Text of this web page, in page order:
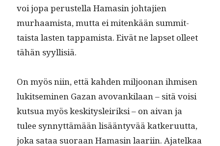
voi jopa perustel­la Hamasin johta­jien
murhaamista, mut­ta ei mitenkään sum­mit­
taista las­ten tap­pamista. Eivät ne lapset olleet
tähän syyllisiä.
On myös niin, että kah­den miljoo­nan ihmisen
luk­it­sem­i­nen Gazan avo­vanki­laan – sitä voisi
kut­sua myös keski­tysleirik­si – on aivan ja
tulee syn­nyt­tämään lisään­tyvää katkeru­ut­ta,
joka sataa suo­raan Hamasin laari­in. Ajatelkaa